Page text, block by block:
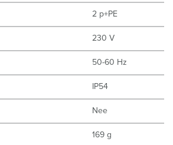
2 p+PE
230 V
50-60 Hz
IP54
Nee
169 g